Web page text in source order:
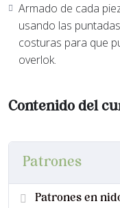
En esta oportunidad
talles no serán los
7 con su equivalente
Armado de cada
usando las
costuras para que
overlok.
Contenido del
Patrones
Patrones en